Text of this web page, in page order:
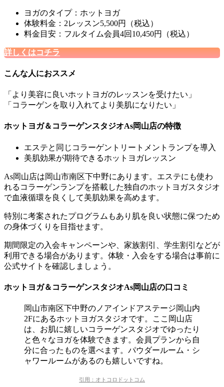
ヨガのタイプ：ホットヨガ
体験料金：2レッスン5,500円（税込）
料金目安：フルタイム会員4回10,450円（税込）
詳しくはコチラ
こんな人におススメ
「より美容に良いホットヨガのレッスンを受けたい」
「コラーゲンを取り入れてより美肌になりたい」
ホットヨガ＆コラーゲンスタジオAs岡山店の特徴
エステと同じコラーゲントリートメントランプを導入
美肌効果が期待できるホットヨガレッスン
As岡山店は岡山市南区下中野にあります。エステにも使わ
れるコラーゲンランプを搭載した独自のホットヨガスタジオ
で血液循環を良くして美肌効果を高めます。
特別に考案されたプログラム もあり肌を良い状態に保つため
の身体づくりを目指せます。
期間限定の入会キャンペーンや、家族割引、学生割引などが
利用できる場合があります。 体験・入会をする場合は事前に
公式サイトを確認しましょう。
ホットヨガ＆コラーゲンスタジオAs岡山店の口コミ
岡山市南区下中野のノアインドアステージ岡山内
2Fにあるホットヨガスタジオです。ここ岡山店
は、お肌に嬉しいコラーゲンスタジオでゆったり
と色々なヨガを体験できます。会員プランから自
分に合ったものを選べます。パウダールーム・シ
ャワールームがあるのも嬉しいですね。
引用：オトコロドットコム